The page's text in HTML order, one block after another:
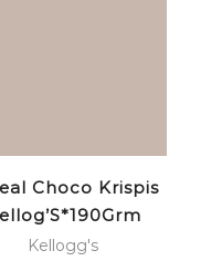
Choco Krispis
Kellogg's